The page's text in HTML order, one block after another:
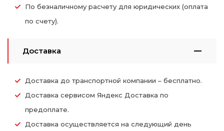
По безналичному расчету для юридических (оплата
по счету).
Доставка
Доставка до транспортной компании – бесплатно.
Доставка сервисом Яндекс Доставка по
предоплате.
Доставка осуществляется на следующий день